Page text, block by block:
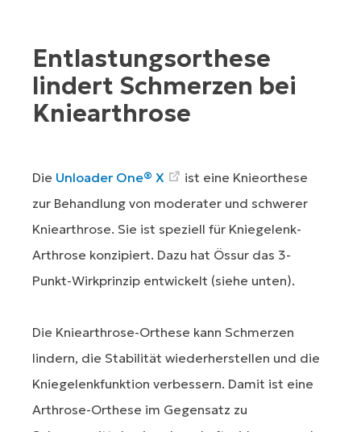
Entlastungsorthese
lindert Schmerzen bei
Kniearthrose
Die Unloader One® X
ist eine Knieorthese
zur Behandlung von moderater und schwerer
Kniearthrose. Sie ist speziell für Kniegelenk-
Arthrose konzipiert. Dazu hat Össur das 3-
Punkt-Wirkprinzip entwickelt (siehe unten).
Die Kniearthrose-Orthese kann Schmerzen
lindern, die Stabilität wiederherstellen und die
Kniegelenkfunktion verbessern. Damit ist eine
Arthrose-Orthese im Gegensatz zu